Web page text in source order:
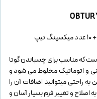
که مناسب برای چسباندن گوتا
و اتوماتیک مخلوط می شود و
راحتی میتوانید اضافات آن را
و تغییر فرم بسیار آسان و